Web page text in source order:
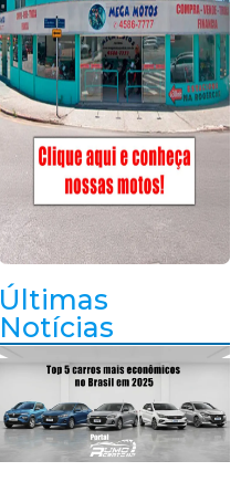
Últimas
Notícias